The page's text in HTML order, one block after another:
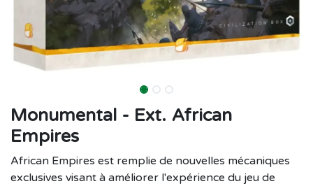
Monumental - Ext. African
Empires
African Empires est remplie de nouvelles mécaniques
exclusives visant à améliorer l'expérience du jeu de